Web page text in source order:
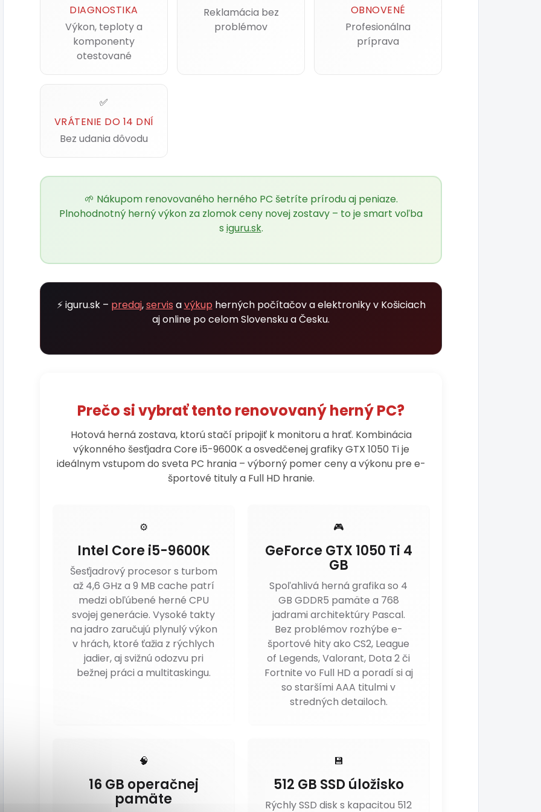
DIAGNOSTIKA
Výkon, teploty a
komponenty
otestované
Reklamácia bez
problémov
OBNOVENÉ
Profesionálna
príprava
✅
VRÁTENIE DO 14 DNÍ
Bez udania dôvodu
🌱 Nákupom renovovaného herného PC šetríte prírodu aj peniaze.
Plnohodnotný herný výkon za zlomok ceny novej zostavy – to je smart voľba
s iguru.sk.
⚡ iguru.sk – predaj,servis avýkupherných počítačov a elektroniky v Košiciach
aj online po celom Slovensku a Česku.
Prečo si vybrať tento renovovaný herný PC?
Hotová herná zostava, ktorú stačí pripojiť k monitoru a hrať. Kombinácia
výkonného šesťjadra Core i5-9600K a osvedčenej grafiky GTX 1050 Ti je
ideálnym vstupom do sveta PC hrania – výborný pomer ceny a výkonu pre e-
športové tituly a Full HD hranie.
⚙️
Intel Core i5-9600K
Šesťjadrový procesor s turbom
až 4,6 GHz a 9 MB cache patrí
medzi obľúbené herné CPU
svojej generácie. Vysoké takty
na jadro zaručujú plynulý výkon
v hrách, ktoré ťažia z rýchlych
jadier, aj svižnú odozvu pri
bežnej práci a multitaskingu.
🎮
GeForce GTX 1050 Ti 4
GB
Spoľahlivá herná grafika so 4
GB GDDR5 pamäte a 768
jadrami architektúry Pascal.
Bez problémov rozhýbe e-
športové hity ako CS2, League
of Legends, Valorant, Dota 2 či
Fortnite vo Full HD a poradí si aj
so staršími AAA titulmi v
stredných detailoch.
🧠
16 GB operačnej
pamäte
💾
512 GB SSD úložisko
Rýchly SSD disk s kapacitou 512